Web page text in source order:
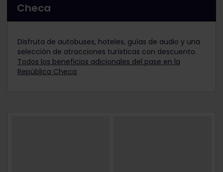
Checa
Disfruta de autobuses, hoteles, guías de audio y una
selección de atracciones turísticas con descuento.
Todos los beneficios adicionales del pase en la
República Checa